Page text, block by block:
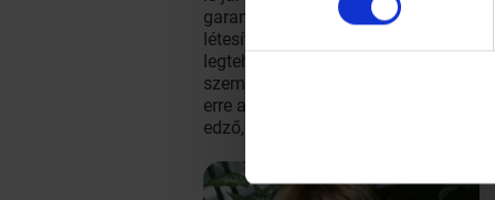
garantáltan ekkora lehetőséghez
létesítményeket nem tudunk építeni,
legtehetségesebb kiskunmajsai
személyben, Csapó Gáborként
erre a magyar sportnak is képesnek
edző, ha hazajöttek, és így tovább.